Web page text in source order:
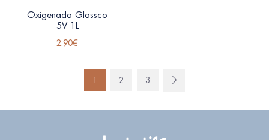
Oxigenada Glossco
5V 1L
2.90€
1 2 3